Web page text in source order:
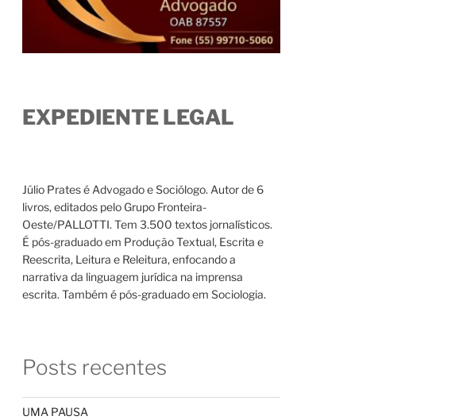
EXPEDIENTE LEGAL
Júlio Prates é Advogado e Sociólogo. Autor de 6
livros, editados pelo Grupo Fronteira-
Oeste/PALLOTTI. Tem 3.500 textos jornalísticos.
É pós-graduado em Produção Textual, Escrita e
Reescrita, Leitura e Releitura, enfocando a
narrativa da linguagem jurídica na imprensa
escrita. Também é pós-graduado em Sociologia.
Posts recentes
UMA PAUSA